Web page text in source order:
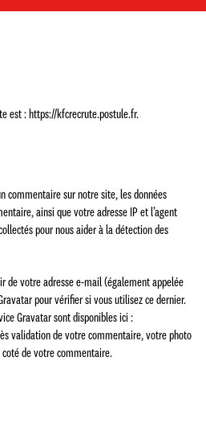
est : https://kfcrecrute.postule.fr.
commentaire sur notre site, les données
ainsi que votre adresse IP et l’agent
pour nous aider à la détection des
de votre adresse e-mail (également appelée
pour vérifier si vous utilisez ce dernier.
Gravatar sont disponibles ici :
validation de votre commentaire, votre photo
de votre commentaire.